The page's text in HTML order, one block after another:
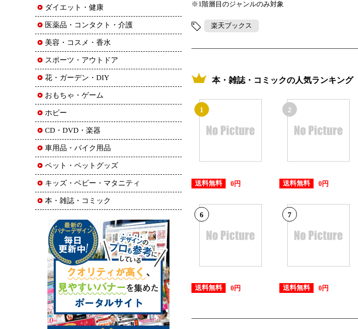
※1階層目のジャンルのみ対象
楽天ブックス
本・雑誌・コミックの人気ランキング
1
送料無料 0円
2
送料無料 0円
6
送料無料 0円
7
送料無料 0円
ダイエット・健康
医薬品・コンタクト・介護
美容・コスメ・香水
スポーツ・アウトドア
花・ガーデン・DIY
おもちゃ・ゲーム
ホビー
CD・DVD・楽器
車用品・バイク用品
ペット・ペットグッズ
キッズ・ベビー・マタニティ
本・雑誌・コミック